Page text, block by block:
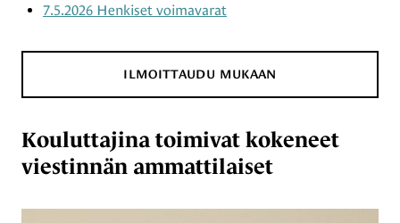
7.5.2026 Henkiset voimavarat
ILMOITTAUDU MUKAAN
Kouluttajina toimivat kokeneet
viestinnän ammattilaiset